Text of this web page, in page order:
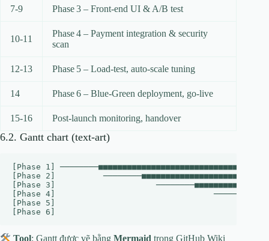
7‑9 Phase 3 – Front‑end UI & A/B test
10‑11
Phase 4 – Payment integration & security
scan
12‑13 Phase 5 – Load‑test, auto‑scale tuning
14 Phase 6 – Blue‑Green deployment, go‑live
15‑16 Post‑launch monitoring, handover
6.2. Gantt chart (text‑art)
[Phase 1]
[Phase 2]
[Phase 3]
[Phase 4]
[Phase 5]
Tool: Gantt được vẽ bằngMermaid trong GitHub Wiki